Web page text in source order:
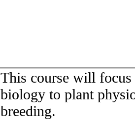
This course will
biology to plant
breeding.